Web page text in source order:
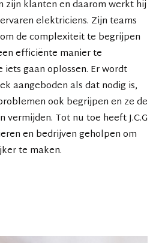
zijn klanten en daarom werkt hij
elektriciens. Zijn teams
de complexiteit te begrijpen
efficiënte manier te
gaan oplossen. Er wordt
aangeboden als dat nodig is,
ook begrijpen en ze de
vermijden. Tot nu toe heeftJ.C.G
en bedrijven geholpen om
te maken.